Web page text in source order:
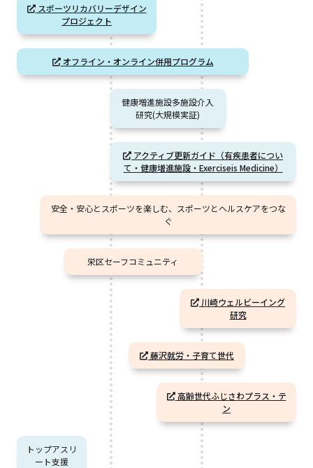
スポーツリカバリーデザイン
プロジェクト
オフライン・オンライン併用プログラム
健康増進施設多施設介入
研究(大規模実証)
アクティブ更新ガイド（有疾患者につい
て・健康増進施設・Exerciseis Medicine）
安全・安心とスポーツを楽しむ、スポーツとヘルスケアをつな
ぐ
栄区セーフコミュニティ
川崎ウェルビーイング
研究
藤沢就労・子育て世代
高齢世代ふじさわプラス・テ
ン
トップアスリ
ート支援